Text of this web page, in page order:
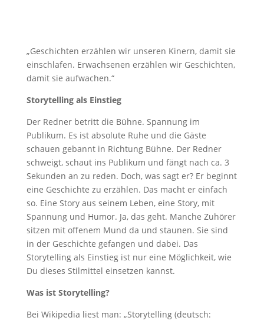
„Geschichten erzählen wir unseren Kinern, damit sie
einschlafen. Erwachsenen erzählen wir Geschichten,
damit sie aufwachen.“
Storytelling als Einstieg
Der Redner betritt die Bühne. Spannung im
Publikum. Es ist absolute Ruhe und die Gäste
schauen gebannt in Richtung Bühne. Der Redner
schweigt, schaut ins Publikum und fängt nach ca. 3
Sekunden an zu reden. Doch, was sagt er? Er beginnt
eine Geschichte zu erzählen. Das macht er einfach
so. Eine Story aus seinem Leben, eine Story, mit
Spannung und Humor. Ja, das geht. Manche Zuhörer
sitzen mit offenem Mund da und staunen. Sie sind
in der Geschichte gefangen und dabei. Das
Storytelling als Einstieg ist nur eine Möglichkeit, wie
Du dieses Stilmittel einsetzen kannst.
Was ist Storytelling?
Bei Wikipedia liest man: „Storytelling (deutsch: